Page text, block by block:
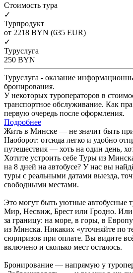
Cтоимость тура
✓
Турпродукт
от 2218 BYN (635 EUR)
✓
Туруслуга
250 BYN
Туруслуга - оказание
бронирования.
У некоторых туроператоров в
транспортное обслуживание. Как
первую очередь после оформления.
Подробнее
Жить в Минске — не значит быть
Наоборот: отсюда легко и удобно
путешествия — хоть на один день,
Хотите устроить себе Туры из
на 8 дней на автобусе? У нас вы
туры с реальными датами выезда,
свободными местами.
Это могут быть уютные автобусные
Мир, Несвиж, Брест или Гродно.
за границу: на море, в горы, в
из Минска. Никаких «уточняйте по
сюрпризов при оплате. Вы видите
включено и сколько мест осталось.
Бронирование — напрямую у